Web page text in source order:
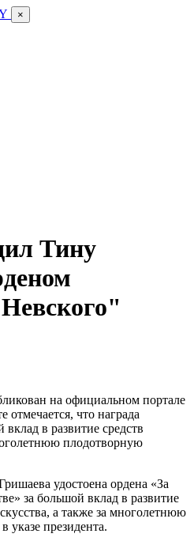
×
Тину
на официальном портале
отмечается, что награда
в развитие средств
плодотворную
удостоена ордена «За
за большой вклад в развитие
а также за многолетнюю
указе президента.